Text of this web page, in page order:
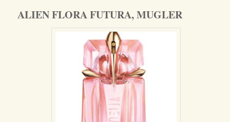
ALIEN FLORA FUTURA, MUGLER